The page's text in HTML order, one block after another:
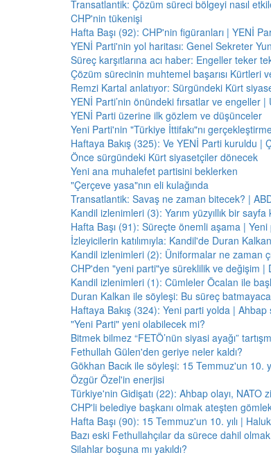
Transatlantik: Çözüm süreci bölgeyi nasıl
CHP'nin tükenişi
Hafta Başı (92): CHP'nin figüranları | YENİ
YENİ Parti'nin yol haritası: Genel Sekreter
Süreç karşıtlarına acı haber: Engeller teker
Çözüm sürecinin muhtemel başarısı Kürtleri
Remzi Kartal anlatıyor: Sürgündeki Kürt
YENİ Parti’nin önündeki fırsatlar ve engeller
YENİ Parti üzerine ilk gözlem ve düşünceler
Yeni Parti'nin "Türkiye İttifakı"nı
Haftaya Bakış (325): Ve YENİ Parti kuruldu |
Önce sürgündeki Kürt siyasetçiler dönecek
Yeni ana muhalefet partisini beklerken
"Çerçeve yasa"nın eli kulağında
Transatlantik: Savaş ne zaman bitecek? |
Kandil izlenimleri (3): Yarım yüzyıllık bir
Hafta Başı (91): Süreçte önemli aşama |
İzleyicilerin katılımıyla: Kandil'de Duran
Kandil izlenimleri (2): Üniformalar ne zaman
CHP'den "yeni parti"ye süreklilik ve değişim |
Kandil izlenimleri (1): Cümleler Öcalan ile
Duran Kalkan ile söyleşi: Bu süreç
Haftaya Bakış (324): Yeni parti yolda | Ahbap
"Yeni Parti" yeni olabilecek mi?
Bitmek bilmez “FETÖ’nün siyasi ayağı”
Fethullah Gülen'den geriye neler kaldı?
Gökhan Bacık ile söyleşi: 15 Temmuz'un 10.
Özgür Özel'in enerjisi
Türkiye'nin Gidişatı (22): Ahbap olayı, NATO
CHP'li belediye başkanı olmak ateşten
Hafta Başı (90): 15 Temmuz'un 10. yılı |
Bazı eski Fethullahçılar da sürece dahil
Silahlar boşuna mı yakıldı?